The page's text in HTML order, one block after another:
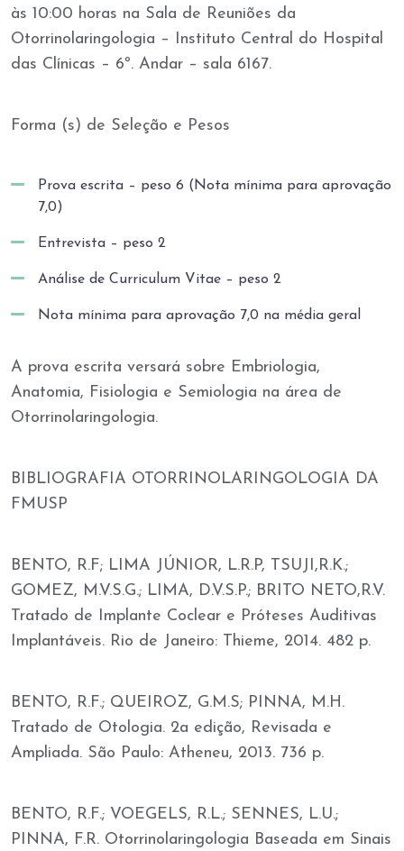
às 10:00 horas na Sala de Reuniões da
Otorrinolaringologia – Instituto Central do Hospital
das Clínicas – 6º. Andar – sala 6167.
Forma (s) de Seleção e Pesos
Prova escrita – peso 6 (Nota mínima para aprovação
7,0)
Entrevista – peso 2
Análise de Curriculum Vitae – peso 2
Nota mínima para aprovação 7,0 na média geral
A prova escrita versará sobre Embriologia,
Anatomia, Fisiologia e Semiologia na área de
Otorrinolaringologia.
BIBLIOGRAFIA OTORRINOLARINGOLOGIA DA
FMUSP
BENTO, R.F; LIMA JÚNIOR, L.R.P, TSUJI,R.K.;
GOMEZ, M.V.S.G.; LIMA, D.V.S.P.; BRITO NETO,R.V.
Tratado de Implante Coclear e Próteses Auditivas
Implantáveis. Rio de Janeiro: Thieme, 2014. 482 p.
BENTO, R.F.; QUEIROZ, G.M.S; PINNA, M.H.
Tratado de Otologia. 2a edição, Revisada e
Ampliada. São Paulo: Atheneu, 2013. 736 p.
BENTO, R.F.; VOEGELS, R.L.; SENNES, L.U.;
PINNA, F.R. Otorrinolaringologia Baseada em Sinais